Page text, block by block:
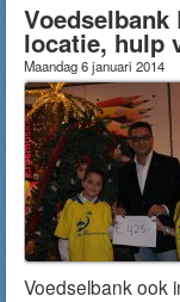
locatie, hulp
Maandag 6 januari 2014
Voedselbank ook